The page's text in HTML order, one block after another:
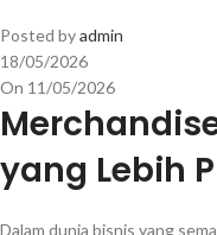
Posted byadmin
18/05/2026
On 11/05/2026
yang Lebih
Dalam dunia bisnis yang